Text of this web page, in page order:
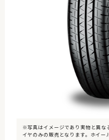
※写真はイメージであり実物と異
イヤのみの販売となります。ホイー